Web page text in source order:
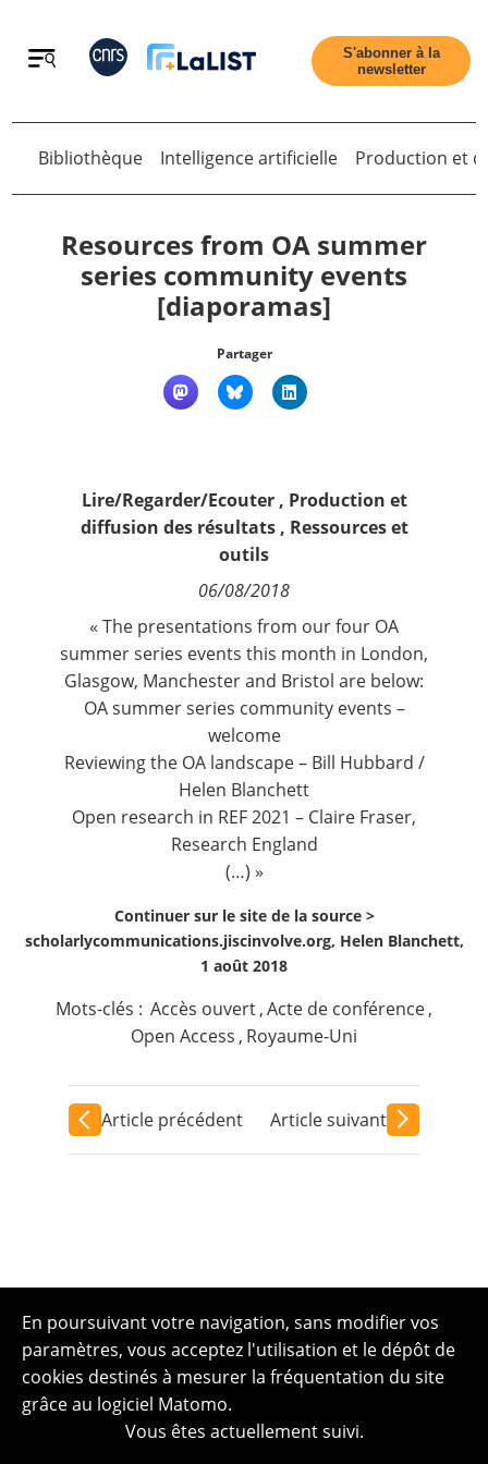
Retour
Contact
S'abonner à la
newsletter
Retour
Bibliothèque Intelligence artificielle Production et
Resources from OA summer
series community events
[diaporamas]
Partager
Lire/Regarder/Ecouter, Production et
diffusion des résultats, Ressources et
outils
06/08/2018
« The presentations from our four OA
summer series events this month in London,
Glasgow, Manchester and Bristol are below:
OA summer series community events –
welcome
Reviewing the OA landscape – Bill Hubbard /
Helen Blanchett
Open research in REF 2021 – Claire Fraser,
Research England
(…) »
Continuer sur le site de la source >
scholarlycommunications.jiscinvolve.org, Helen Blanchett,
1 août 2018
Mots-clés : Accès ouvert,Acte de conférence,
Open Access , Royaume-Uni
Article précédent Article suivant
En poursuivant votre navigation, sans modifier vos
paramètres, vous acceptez l'utilisation et le dépôt de
cookies destinés à mesurer la fréquentation du site
grâce au logiciel Matomo.
Vous êtes actuellement suivi.